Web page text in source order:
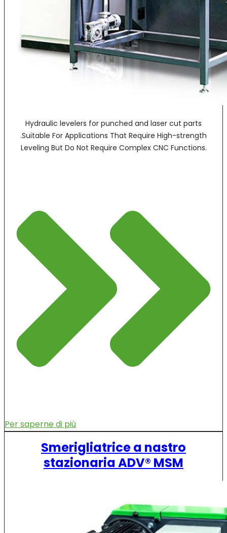
Hydraulic levelers for punched and laser cut parts
.Suitable For Applications That Require High-strength
Leveling But Do Not Require Complex CNC Functions.
Per saperne di più
Smerigliatrice a nastro
stazionaria ADV® MSM